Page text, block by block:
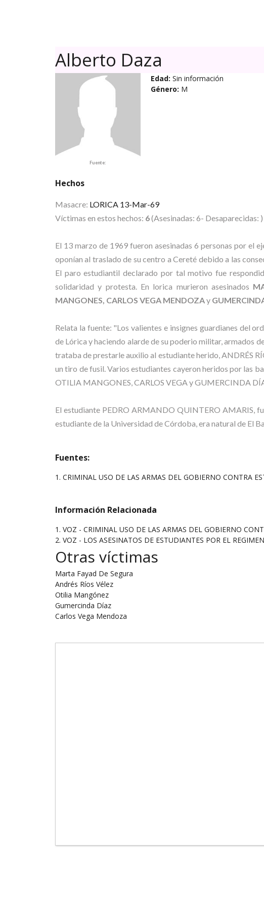
Alberto Daza
Fuente:
Edad: Sin información
Género: M
Hechos
Masacre: LORICA 13-Mar-69
Víctimas en estos hechos: 6(Asesinadas: 6- Desaparecidas: )
El 13 marzo de 1969 fueron asesinadas 6 personas por
oponían al traslado de su centro a Cereté debido a las
El paro estudiantil declarado por tal motivo fue
solidaridad y protesta. En lorica murieron asesinados
MANGONES, CARLOS VEGA MENDOZAy
Relata la fuente: "Los valientes e insignes guardianes del
de Lórica y haciendo alarde de su poderio militar, armados
trataba de prestarle auxilio al estudiante herido, ANDRÉS
un tiro de fusil. Varios estudiantes cayeron heridos por las
OTILIA MANGONES, CARLOS VEGA y GUMERCINDA
El estudiante PEDRO ARMANDO QUINTERO AMARIS,
estudiante de la Universidad de Córdoba, era natural de El
Fuentes:
1. CRIMINAL USO DE LAS ARMAS DEL GOBIERNO CONTRA
Información Relacionada
1. VOZ - CRIMINAL USO DE LAS ARMAS DEL GOBIERNO
2. VOZ - LOS ASESINATOS DE ESTUDIANTES POR EL
Otras víctimas
Marta Fayad De Segura
Andrés Ríos Vélez
Otilia Mangónez
Gumercinda Díaz
Carlos Vega Mendoza